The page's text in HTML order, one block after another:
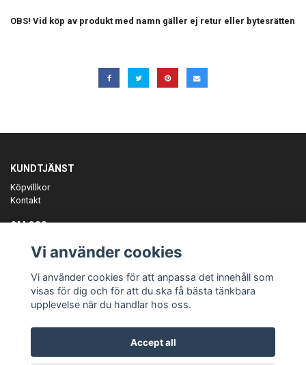
OBS! Vid köp av produkt med namn gäller ej retur eller bytesrätten
KUNDTJÄNST
Köpvillkor
Kontakt
OM OSS
ANMÄL DIG TILL VÅRT NYHETSBREV
Prenumerera
Vi använder cookies
Vi använder cookies för att anpassa det innehåll som
visas för dig och för att du ska få bästa tänkbara
upplevelse när du handlar hos oss.
Accept all